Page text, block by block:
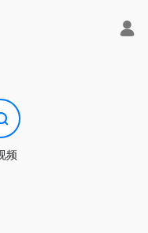
频